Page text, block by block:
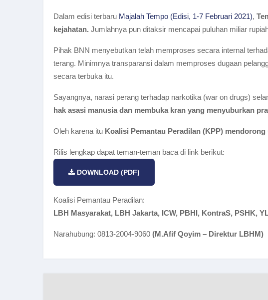
Dalam edisi terbaru Majalah Tempo (Edisi, 1-7 Februari 2021),
kejahatan. Jumlahnya pun ditaksir mencapai puluhan miliar
Pihak BNN menyebutkan telah memproses secara internal
terang. Minimnya transparansi dalam memproses dugaan
secara terbuka itu.
Sayangnya, narasi perang terhadap narkotika (war on drugs)
hak asasi manusia dan membuka kran yang menyuburkan
Oleh karena itu Koalisi Pemantau Peradilan (KPP)
Rilis lengkap dapat teman-teman baca di link berikut:
DOWNLOAD (PDF)
Koalisi Pemantau Peradilan:
LBH Masyarakat, LBH Jakarta, ICW, PBHI, KontraS, PSHK,
Narahubung: 0813-2004-9060 (M.Afif Qoyim – Direktur LBHM)